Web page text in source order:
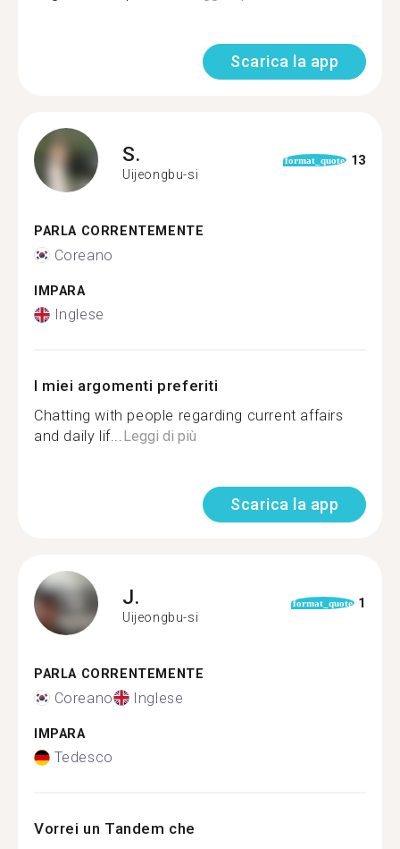
Scarica la app
S.
Uijeongbu-si
format_quote 13
PARLA CORRENTEMENTE
Coreano
IMPARA
Inglese
I miei argomenti preferiti
Chatting with people regarding current affairs
and daily lif...Leggi di più
Scarica la app
J.
Uijeongbu-si
format_quote 1
PARLA CORRENTEMENTE
Coreano Inglese
IMPARA
Tedesco
Vorrei un Tandem che